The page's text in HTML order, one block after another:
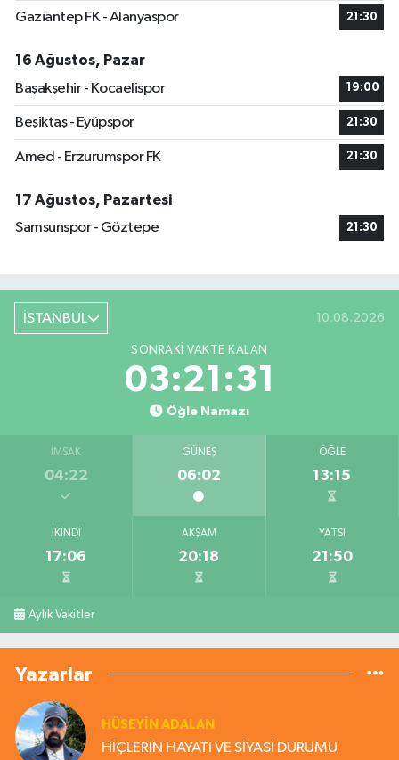
Gaziantep FK - Alanyaspor 21:30
16 Ağustos, Pazar
Başakşehir - Kocaelispor
19:00
Beşiktaş - Eyüpspor 21:30
Amed - Erzurumspor FK 21:30
17 Ağustos, Pazartesi
Samsunspor - Göztepe
21:30
İSTANBUL 10.08.2026
SONRAKI VAKTE KALAN
03:21:31
Öğle Namazı
İMSAK
04:22
GÜNEŞ
06:02
ÖĞLE
13:15
İKINDI
17:06
AKŞAM
20:18
YATSI
21:50
Aylık Vakitler
Yazarlar
HÜSEYIN ADALAN
HİÇLERİN HAYATI VE SİYASİ DURUMU